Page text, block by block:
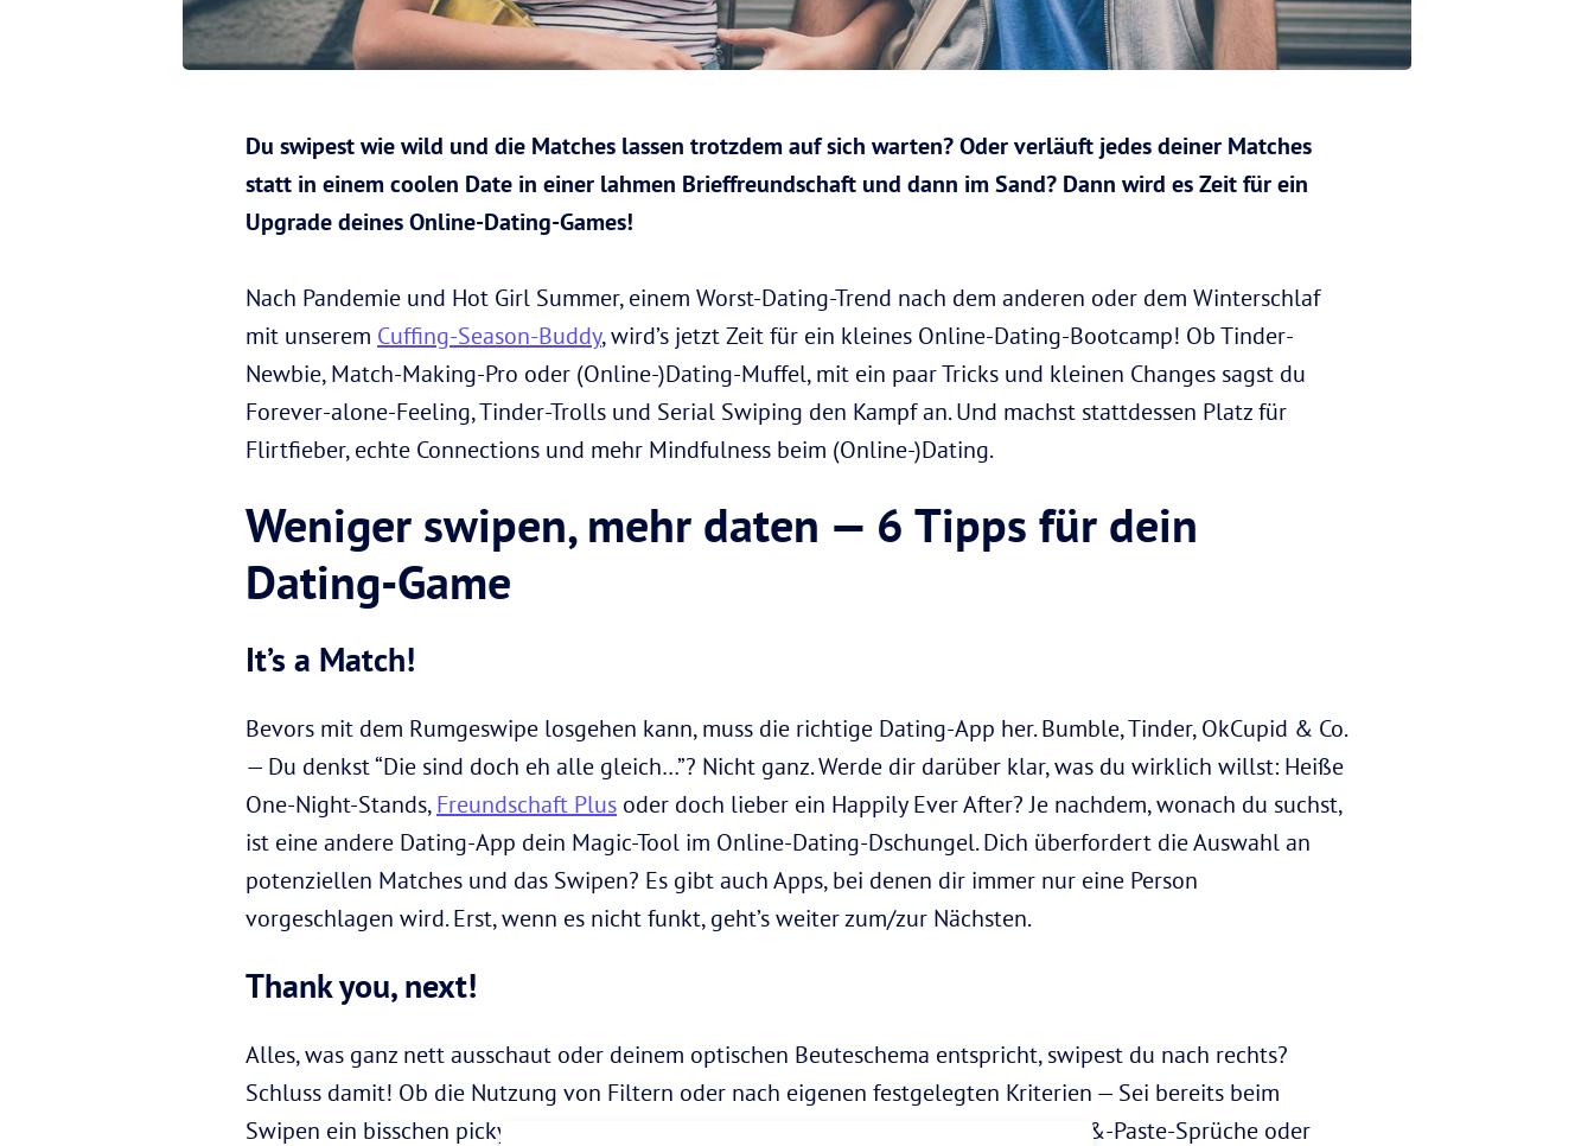
Du swipest wie wild und die Matches lassen trotzdem auf sich warten? Oder verläuft jedes deiner Matches
statt in einem coolen Date in einer lahmen Brieffreundschaft und dann im Sand? Dann wird es Zeit für ein
Upgrade deines Online-Dating-Games!
Nach Pandemie und Hot Girl Summer, einem Worst-Dating-Trend nach dem anderen oder dem Winterschlaf
mit unserem Cuffing-Season-Buddy, wird’s jetzt Zeit für ein kleines Online-Dating-Bootcamp! Ob Tinder-
Newbie, Match-Making-Pro oder (Online-)Dating-Muffel, mit ein paar Tricks und kleinen Changes sagst du
Forever-alone-Feeling, Tinder-Trolls und Serial Swiping den Kampf an. Und machst stattdessen Platz für
Flirtfieber, echte Connections und mehr Mindfulness beim (Online-)Dating.
Weniger swipen, mehr daten — 6 Tipps für dein
Dating-Game
It’s a Match!
Bevors mit dem Rumgeswipe losgehen kann, muss die richtige Dating-App her. Bumble, Tinder, OkCupid & Co.
— Du denkst “Die sind doch eh alle gleich…”? Nicht ganz. Werde dir darüber klar, was du wirklich willst: Heiße
One-Night-Stands, Freundschaft Plus oder doch lieber ein Happily Ever After? Je nachdem, wonach du suchst,
ist eine andere Dating-App dein Magic-Tool im Online-Dating-Dschungel. Dich überfordert die Auswahl an
potenziellen Matches und das Swipen? Es gibt auch Apps, bei denen dir immer nur eine Person
vorgeschlagen wird. Erst, wenn es nicht funkt, geht’s weiter zum/zur Nächsten.
Thank you, next!
Alles, was ganz nett ausschaut oder deinem optischen Beuteschema entspricht, swipest du nach rechts?
Schluss damit! Ob die Nutzung von Filtern oder nach eigenen festgelegten Kriterien — Sei bereits beim
Swipen ein bisschen picky. Keine Profil-Bio, nur Duckface- oder Macho-Selfies, Copy-&-Paste-Sprüche oder